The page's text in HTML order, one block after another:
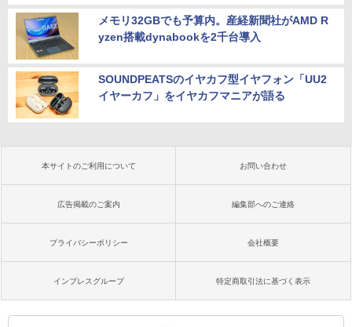
メモリ32GBでも予算内。産経新聞社がAMD R
yzen搭載dynabookを2千台導入
SOUNDPEATSのイヤカフ型イヤフォン「UU2
イヤーカフ」をイヤカフマニアが語る
本サイトのご利用について お問い合わせ
広告掲載のご案内 編集部へのご連絡
プライバシーポリシー 会社概要
インプレスグループ 特定商取引法に基づく表示